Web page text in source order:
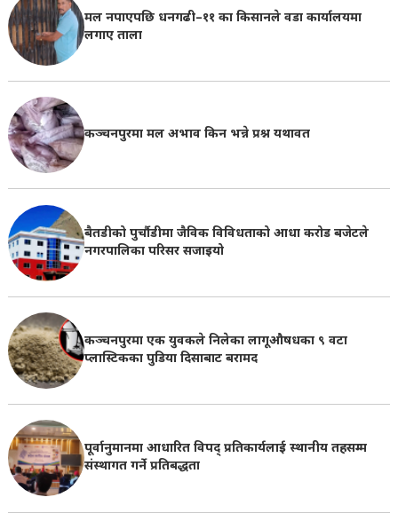
मल नपाएपछि धनगढी–११ का किसानले वडा कार्यालयमा
लगाए ताला
कञ्चनपुरमा मल अभाव किन भन्ने प्रश्न यथावत
बैतडीको पुर्चौडीमा जैविक विविधताको आधा करोड बजेटले
नगरपालिका परिसर सजाइयो
कञ्चनपुरमा एक युवकले निलेका लागूऔषधका ९ वटा
प्लास्टिकका पुडिया दिसाबाट बरामद
पूर्वानुमानमा आधारित विपद् प्रतिकार्यलाई स्थानीय तहसम्म
संस्थागत गर्ने प्रतिबद्धता